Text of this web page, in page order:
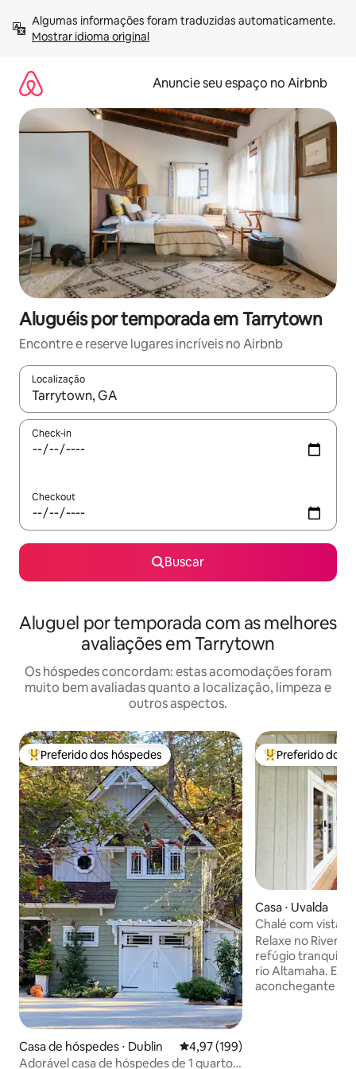
para
Mostrar idioma original
Anuncie seu espaço no Airbnb
Aluguéis por temporada em Tarrytown
Encontre e reserve lugares incríveis no Airbnb
Localização
Quando os resultados estiverem disponíveis, explore-os
Check-in
Checkout
Buscar
Aluguel por temporada com as melhores
avaliações em Tarrytown
Os hóspedes concordam: estas acomodações foram
muito bem avaliadas quanto a localização, limpeza e
outros aspectos.
Entre os melhores preferidos dos hóspedes
Preferido dos hóspedes
Casa de hóspedes ⋅ Dublin 4,97 de uma avaliação média de
4,97 (199)
Adorável casa de hóspedes de 1 quarto
Entre os
Preferido dos
Casa ⋅ Uvalda
Chalé com vista
Relaxe no
refúgio tranquilo
rio Altamaha.
aconchegante é